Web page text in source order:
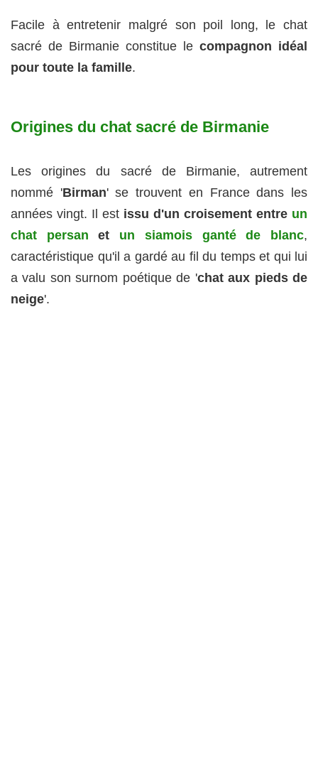
Facile à entretenir malgré son poil long, le chat
sacré de Birmanie constitue le compagnon idéal
pour toute la famille.
Origines du chat sacré de Birmanie
Les origines du sacré de Birmanie, autrement
nommé 'Birman' se trouvent en France dans les
années vingt. Il est issu d'un croisement entre un
chat persan et un siamois ganté de blanc,
caractéristique qu'il a gardé au fil du temps et qui lui
a valu son surnom poétique de 'chat aux pieds de
neige'.